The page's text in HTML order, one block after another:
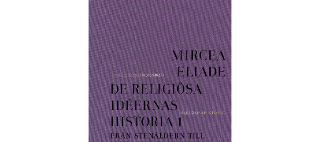
YUKIKO OCH PATRIK MÖTER
STOLPE STORIES
UTMÄRKELSER